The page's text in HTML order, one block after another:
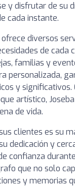
y disfrutar de su
cada instante.
diversos
de cada
familias y
personalizada,
y significativos.
artístico,
de vida.
clientes es su
dedicación y
confianza
que no solo
y memorias